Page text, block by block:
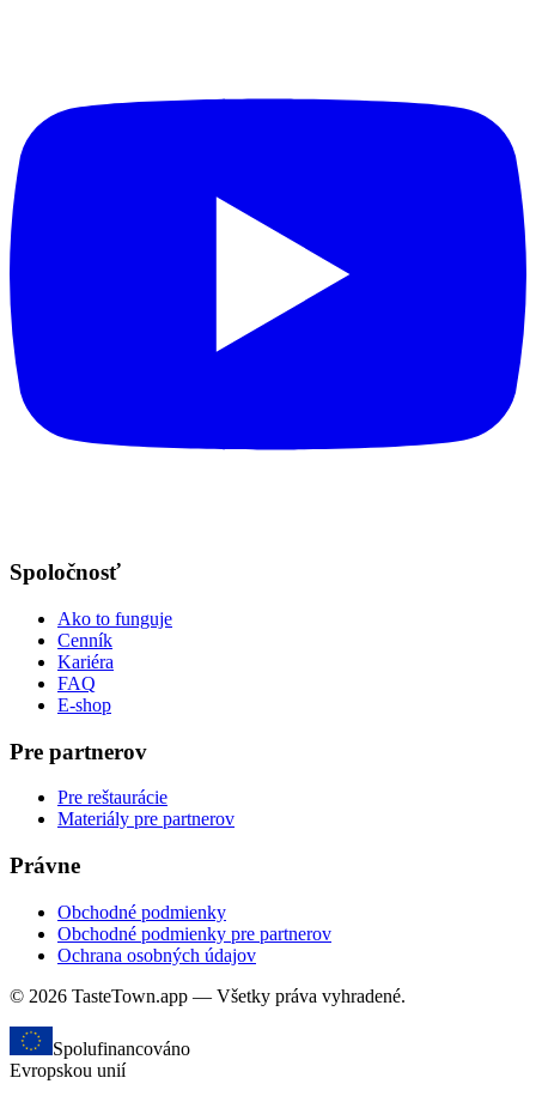
Spoločnosť
Ako to funguje
Cenník
Kariéra
FAQ
E-shop
Pre partnerov
Pre reštaurácie
Materiály pre partnerov
Právne
Obchodné podmienky
Obchodné podmienky pre partnerov
Ochrana osobných údajov
© 2026 TasteTown.app — Všetky práva vyhradené.
Spolufinancováno
Evropskou unií